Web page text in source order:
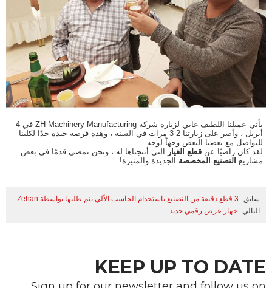
يأتي عميلنا اللطيف غابي لزيارة شركة ZH Machinery Manufacturing في 4
أبريل ، وأصر على زيارتنا 2-3 مرات في السنة ، وهذه فرصة جيدة جدًا لكلينا
للتواصل مع بعضنا البعض وجهاً لوجه.
لقد كان راضيًا عن قطع الغيار
التي أنتجناها له ، ونحن نمضي قدمًا في بعض
مشاريع التصنيع المخصصة الجديدة والمثيرة!
سابق
3 قطع دقيقة من التصنيع باستخدام الحاسب الآلي يتم طلبها بواسطة Zehan
التالي جهاز عرض رقمي جديد
KEEP UP TO DATE